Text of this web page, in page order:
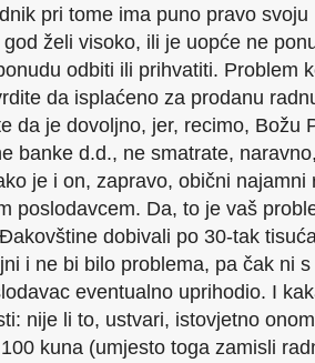
pri tome ima puno pravo svoju
želi visoko, ili je uopće ne
odbiti ili prihvatiti. Problem
da isplaćeno za prodanu
da je dovoljno, jer, recimo, Božu
banke d.d., ne smatrate,
je i on, zapravo, obični najamni
poslodavcem. Da, to je vaš
dobivali po 30-tak
i ne bi bilo problema, pa čak ni
eventualno uprihodio. I
nije li to, ustvari, istovjetno
kuna (umjesto toga zamisli